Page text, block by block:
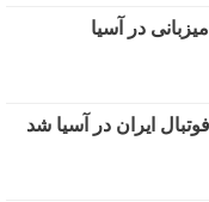
در آسیا
ایران در آسیا شد